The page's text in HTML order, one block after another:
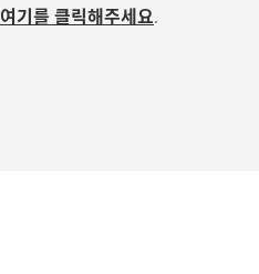
여기를 클릭해주세요.